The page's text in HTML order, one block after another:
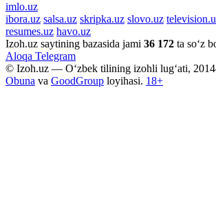
imlo.uz
ibora.uz salsa.uz skripka.uz slovo.uz
resumes.uz havo.uz
Izoh.uz saytining bazasida jami 36 172 ta so‘z
Aloqa Telegram
© Izoh.uz — O‘zbek tilining izohli lug‘ati,
Obuna va GoodGroup loyihasi. 18+